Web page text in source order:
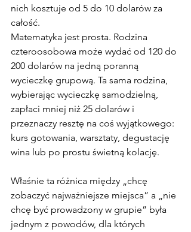
nich kosztuje od 5 do 10 dolarów za
całość.
Matematyka jest prosta. Rodzina
czteroosobowa może wydać od 120 do
200 dolarów na jedną poranną
wycieczkę grupową. Ta sama rodzina,
wybierając wycieczkę samodzielną,
zapłaci mniej niż 25 dolarów i
przeznaczy resztę na coś wyjątkowego:
kurs gotowania, warsztaty, degustację
wina lub po prostu świetną kolację.
Właśnie ta różnica między „chcę
zobaczyć najważniejsze miejsca” a „nie
chcę być prowadzony w grupie” była
jednym z powodów, dla których